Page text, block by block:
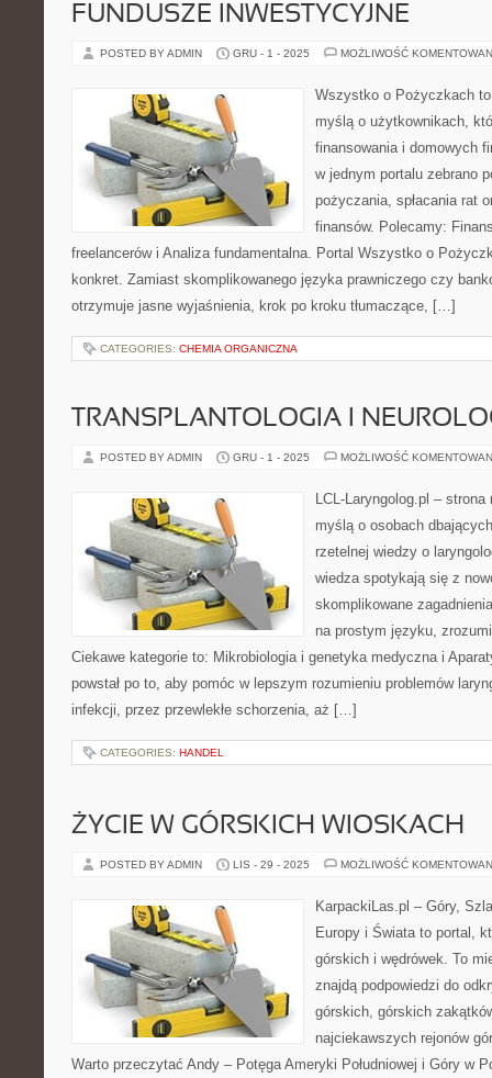
FUNDUSZE INWESTYCYJNE
POSTED BY ADMIN GRU - 1 - 2025 MOŻLIWOŚĆ
Wszystko o Pożyczkach
myślą o użytkownikach,
finansowania i domowych
w jednym portalu zebrano
pożyczania, spłacania rat
finansów. Polecamy:
freelancerów i Analiza fundamentalna. Portal Wszystko o
konkret. Zamiast skomplikowanego języka prawniczego czy
otrzymuje jasne wyjaśnienia, krok po kroku tłumaczące, […]
CATEGORIES: CHEMIA ORGANICZNA
TRANSPLANTOLOGIA I
POSTED BY ADMIN GRU - 1 - 2025 MOŻLIWOŚĆ
LCL-Laryngolog.pl –
myślą o osobach
rzetelnej wiedzy o
wiedza spotykają się z
skomplikowane
na prostym języku,
Ciekawe kategorie to: Mikrobiologia i genetyka medyczna i
powstał po to, aby pomóc w lepszym rozumieniu problemów
infekcji, przez przewlekłe schorzenia, aż […]
CATEGORIES: HANDEL
ŻYCIE W GÓRSKICH WIOSKACH
POSTED BY ADMIN LIS - 29 - 2025 MOŻLIWOŚĆ
KarpackiLas.pl – Góry,
Europy i Świata to portal,
górskich i wędrówek. To
znajdą podpowiedzi do
górskich, górskich
najciekawszych rejonów
Warto przeczytać Andy – Potęga Ameryki Południowej i Góry w